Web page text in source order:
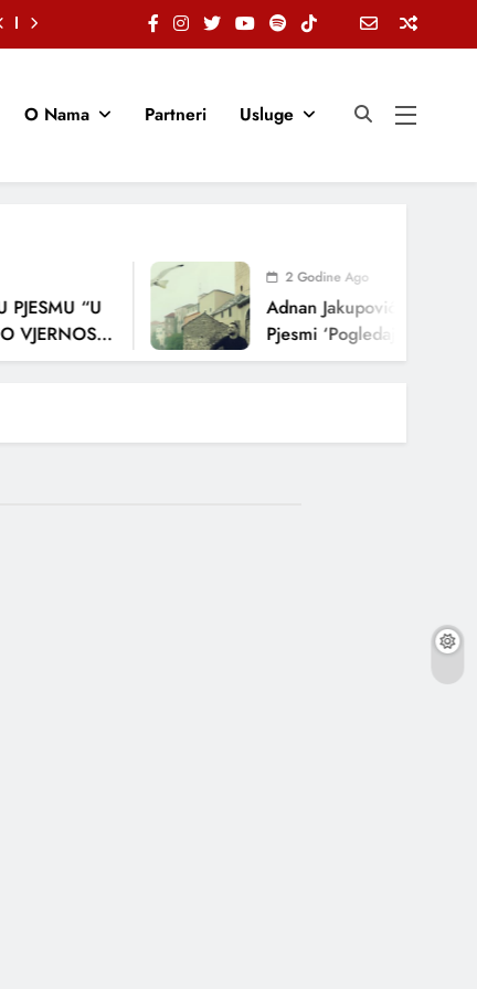
O Nama Partneri Usluge
“U
2 Godine Ago
Adnan Jakupović Donosi
Pjesmi ‘Pogledaj Me’